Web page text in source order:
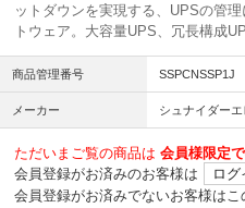
ットダウンを実現する、UPSの管
トウェア。大容量UPS、冗長構成
商品管理番号 SSPCNSSP1J
メーカー シュナイダー
ただいまご覧の商品は 会員様限定
会員登録がお済みのお客様は
ログ
会員登録がお済みでないお客様はこ